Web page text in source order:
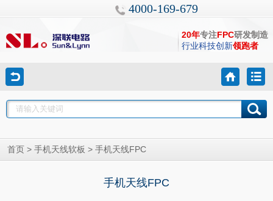
4000-169-679
20年专注FPC研发制造
行业科技创新领跑者
首页 > 手机天线软板 > 手机天线FPC
手机天线FPC